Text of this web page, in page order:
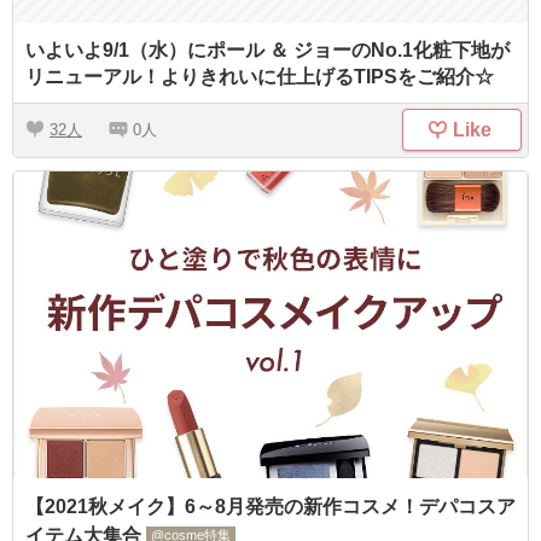
いよいよ9/1（水）にポール ＆ ジョーのNo.1化粧下地が
リニューアル！よりきれいに仕上げるTIPSをご紹介☆
32 0 Like
【2021秋メイク】6～8月発売の新作コスメ！デパコスア
イテム大集合
@cosme特集